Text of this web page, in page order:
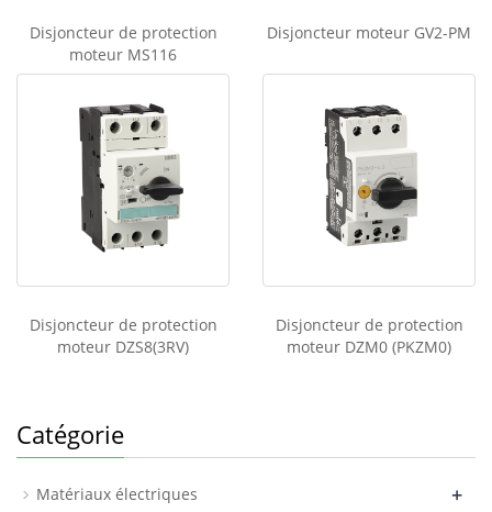
Disjoncteur de protection
moteur MS116
Disjoncteur moteur GV2-PM
Disjoncteur de protection
moteur DZS8(3RV)
Disjoncteur de protection
moteur DZM0 (PKZM0)
Catégorie
Matériaux électriques +